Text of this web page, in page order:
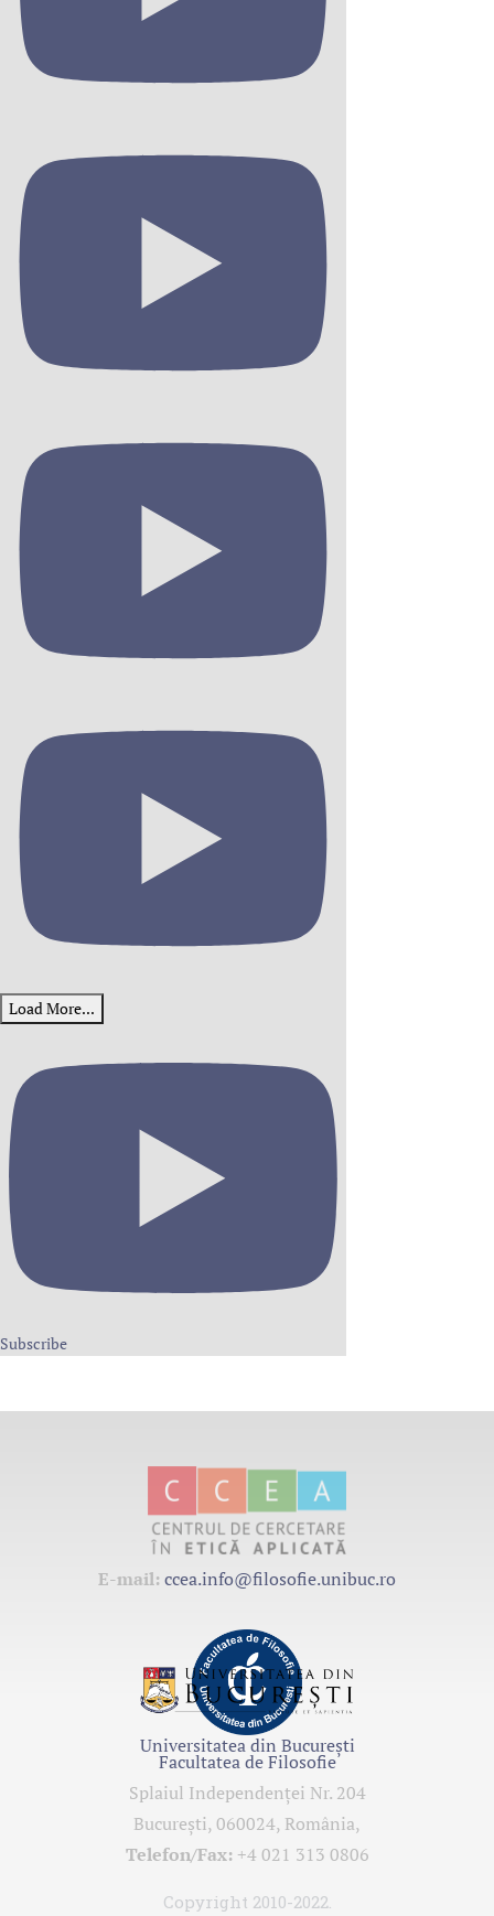
Load More...
Subscribe
E-mail: ccea.info@filosofie.unibuc.ro
Facultatea de Filosofie
Splaiul Independenţei Nr. 204
Bucureşti, 060024, România,
Telefon/Fax:+4 021 313 0806
Copyright 2010-2022.
Universitatea din București